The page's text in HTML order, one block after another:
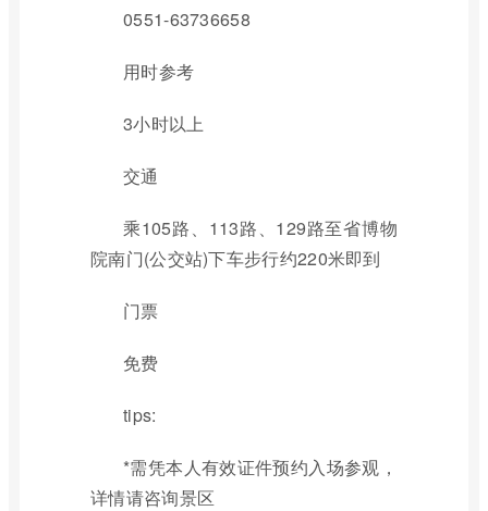
0551-63736658
用时参考
3小时以上
交通
乘105路、113路、129路至省博物
院南门(公交站)下车步行约220米即到
门票
免费
tips:
*需凭本人有效证件预约入场参观，
详情请咨询景区